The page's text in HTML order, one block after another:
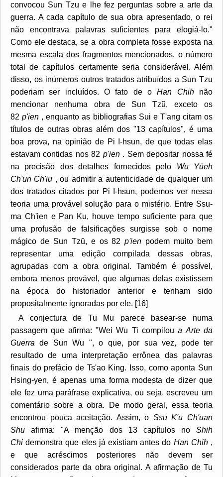
convocou Sun Tzu e lhe fez perguntas sobre a arte da
guerra. A cada capítulo de sua obra apresentado, o rei
não encontrava palavras suficientes para elogiá-lo."
Como ele destaca, se a obra completa fosse exposta na
mesma escala dos fragmentos mencionados, o número
total de capítulos certamente seria considerável. Além
disso, os inúmeros outros tratados atribuídos a Sun Tzu
poderiam ser incluídos. O fato de oHan Chihnão
mencionar nenhuma obra de Sun Tzŭ, exceto os
82p'ien , enquanto as bibliografias Sui e T'ang citam os
títulos de outras obras além dos "13 capítulos", é uma
boa prova, na opinião de Pi I-hsun, de que todas elas
estavam contidas nos 82 p'ien. Sem depositar nossa fé
na precisão dos detalhes fornecidos pelo Wu Yüeh
Ch'un Ch'iu , ou admitir a autenticidade de qualquer um
dos tratados citados por Pi I-hsun, podemos ver nessa
teoria uma provável solução para o mistério. Entre Ssu-
ma Ch'ien e Pan Ku, houve tempo suficiente para que
uma profusão de falsificações surgisse sob o nome
mágico de Sun Tzŭ, e os 82p'ien podem muito bem
representar uma edição compilada dessas obras,
agrupadas com a obra original. Também é possível,
embora menos provável, que algumas delas existissem
na época do historiador anterior e tenham sido
propositalmente ignoradas por ele. [16]
A conjectura de Tu Mu parece basear-se numa
passagem que afirma: "Wei Wu Ti compiloua Arte da
Guerra de Sun Wu ", o que, por sua vez, pode ter
resultado de uma interpretação errônea das palavras
finais do prefácio de Ts'ao King. Isso, como aponta Sun
Hsing-yen, é apenas uma forma modesta de dizer que
ele fez uma paráfrase explicativa, ou seja, escreveu um
comentário sobre a obra. De modo geral, essa teoria
encontrou pouca aceitação. Assim, o Ssu K'u Ch'uan
Shu afirma: "A menção dos 13 capítulos no Shih
Chi demonstra que eles já existiam antes do Han Chih,
e que acréscimos posteriores não devem ser
considerados parte da obra original. A afirmação de Tu